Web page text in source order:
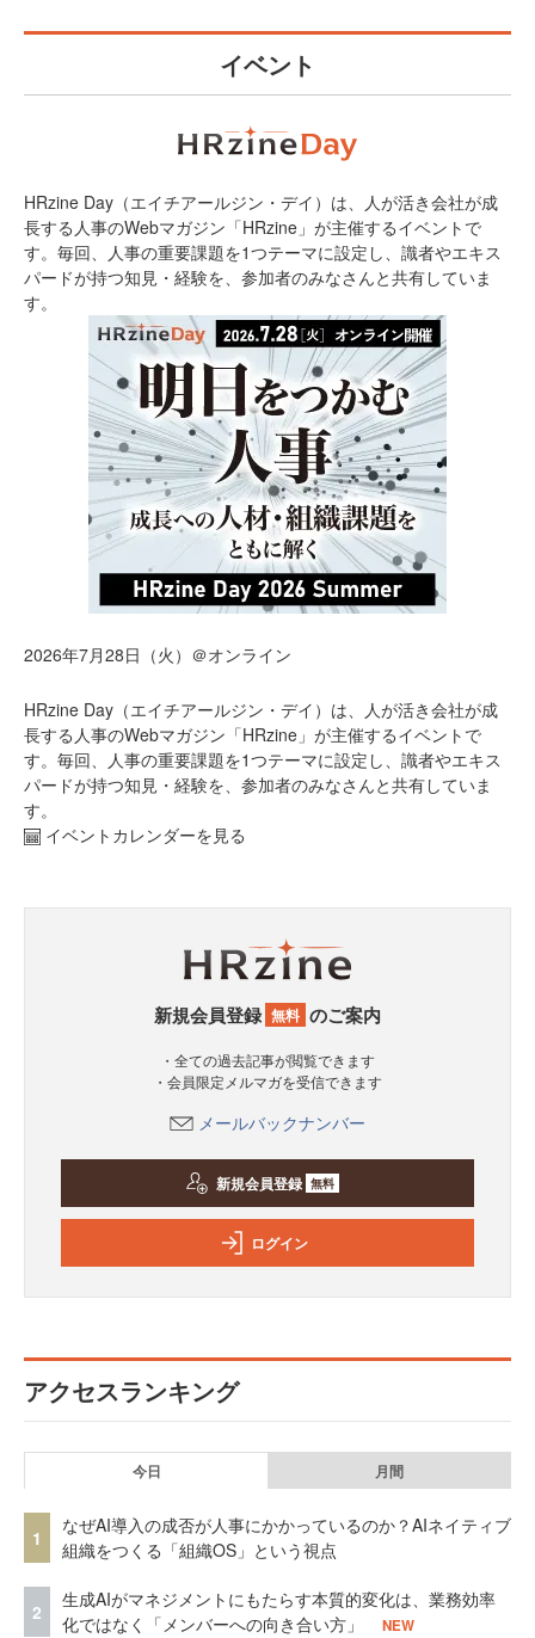
イベント
HRzine Day（エイチアールジン・デイ）は、人が活き会社が成
長する人事のWebマガジン「HRzine」が主催するイベントで
す。毎回、人事の重要課題を1つテーマに設定し、識者やエキス
パードが持つ知見・経験を、参加者のみなさんと共有していま
す。
2026年7月28日（火）＠オンライン
HRzine Day（エイチアールジン・デイ）は、人が活き会社が成
長する人事のWebマガジン「HRzine」が主催するイベントで
す。毎回、人事の重要課題を1つテーマに設定し、識者やエキス
パードが持つ知見・経験を、参加者のみなさんと共有していま
す。
イベントカレンダーを見る
新規会員登録 無料 のご案内
・全ての過去記事が閲覧できます
・会員限定メルマガを受信できます
メールバックナンバー
新規会員登録 無料
ログイン
アクセスランキング
今日 月間
1
なぜAI導入の成否が人事にかかっているのか？AIネイティブ
組織をつくる「組織OS」という視点
2
生成AIがマネジメントにもたらす本質的変化は、業務効率
化ではなく「メンバーへの向き合い方」
NEW